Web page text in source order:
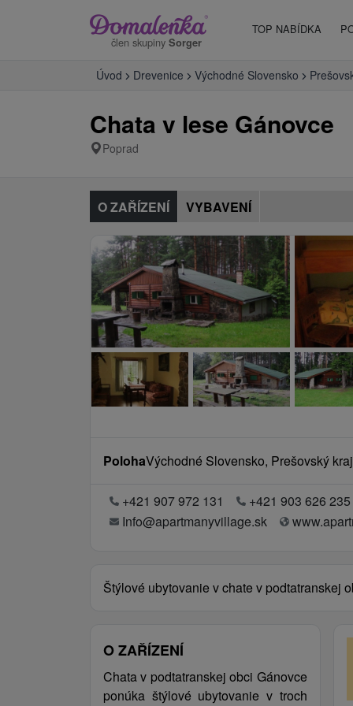
člen skupiny Sorger
TOP NABÍDKA
Úvod Drevenice Východné Slovensko
Chata v lese Gánovce
Poprad
O ZAŘÍZENÍ VYBAVENÍ
PolohaVýchodné Slovensko, Prešovský
+421 907 972 131
+421 903 626 235
Info@apartmanyvillage.sk
Štýlové ubytovanie v chate v podtatranskej
O ZAŘÍZENÍ
Chata v podtatranskej obci Gánovce
ponúka štýlové ubytovanie v troch